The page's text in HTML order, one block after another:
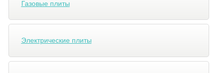
Газовые плиты
Электрические плиты